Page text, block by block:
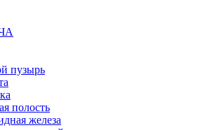
пузырь
полость
железа